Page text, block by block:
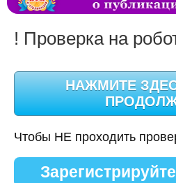
! Проверка на
Чтобы НЕ проходить